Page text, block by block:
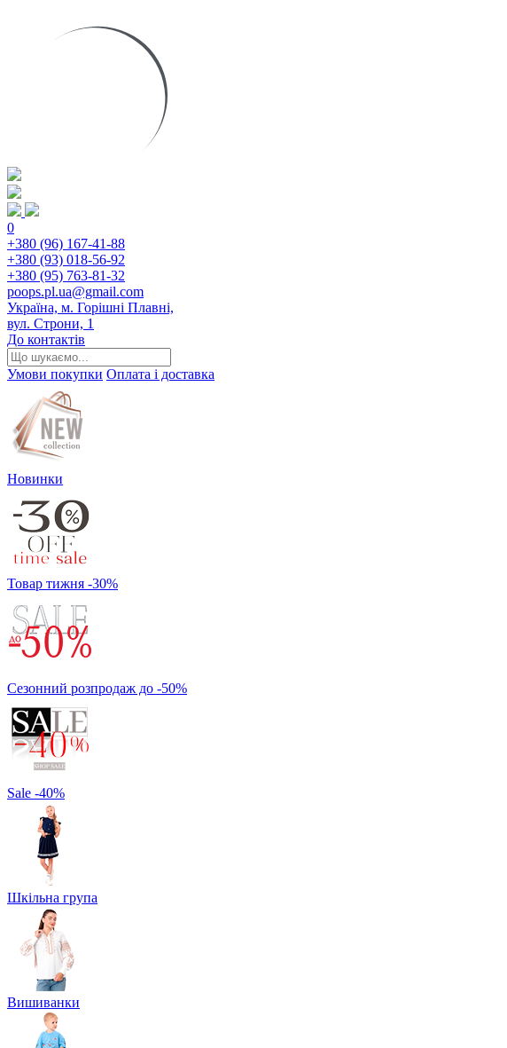
0
+380 (96) 167-41-88
+380 (93) 018-56-92
+380 (95) 763-81-32
poops.pl.ua@gmail.com
Україна, м. Горішні Плавні,
вул. Строни, 1
До контактів
Умови покупки Оплата і доставка
Новинки
Товар тижня -30%
Сезонний розпродаж до -50%
Sale -40%
Шкільна група
Вишиванки